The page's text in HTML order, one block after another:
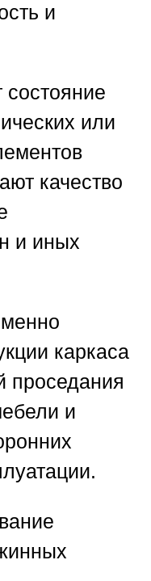
и
или
качество
и иных
каркаса
проседания
и